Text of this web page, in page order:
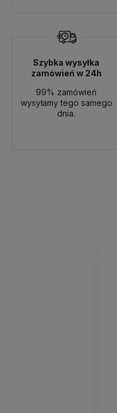
Szybka wysyłka
zamówień w 24h
99% zamówień
wysyłamy tego samego
dnia.